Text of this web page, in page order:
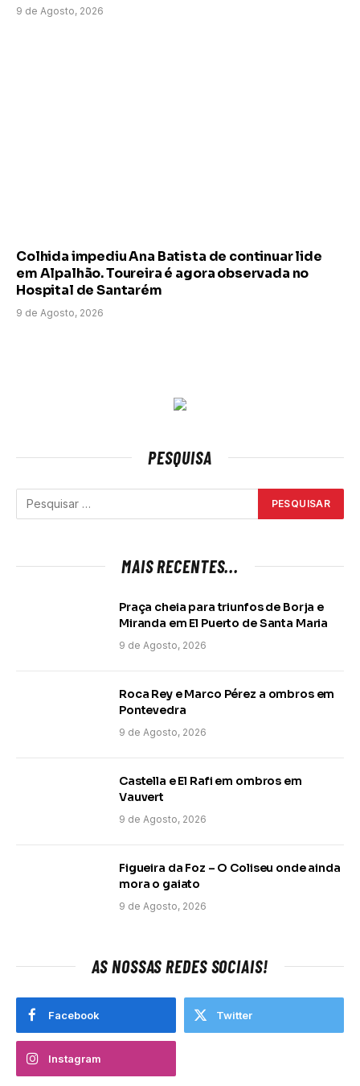
9 de Agosto, 2026
Colhida impediu Ana Batista de continuar lide
em Alpalhão. Toureira é agora observada no
Hospital de Santarém
9 de Agosto, 2026
PESQUISA
MAIS RECENTES...
Praça cheia para triunfos de Borja e
Miranda em El Puerto de Santa Maria
9 de Agosto, 2026
Roca Rey e Marco Pérez a ombros em
Pontevedra
9 de Agosto, 2026
Castella e El Rafi em ombros em
Vauvert
9 de Agosto, 2026
Figueira da Foz – O Coliseu onde ainda
mora o gaiato
9 de Agosto, 2026
AS NOSSAS REDES SOCIAIS!
Facebook Twitter
Instagram